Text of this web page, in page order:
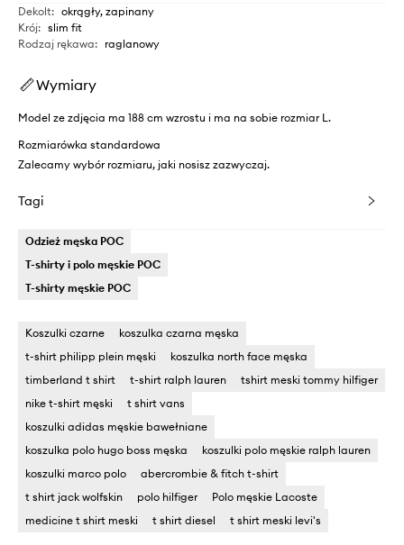
Dekolt: okrągły, zapinany
Krój: slim fit
Rodzaj rękawa: raglanowy
Wymiary
Model ze zdjęcia ma 188 cm wzrostu i ma na sobie rozmiar L.
Rozmiarówka standardowa
Zalecamy wybór rozmiaru, jaki nosisz zazwyczaj.
Tagi
Odzież męska POC
T-shirty i polo męskie POC
T-shirty męskie POC
Koszulki czarne
koszulka czarna męska
t-shirt philipp plein męski
koszulka north face męska
timberland t shirt
t-shirt ralph lauren
tshirt meski tommy hilfiger
nike t-shirt męski
t shirt vans
koszulki adidas męskie bawełniane
koszulka polo hugo boss męska
koszulki polo męskie ralph lauren
koszulki marco polo
abercrombie & fitch t-shirt
t shirt jack wolfskin
polo hilfiger
Polo męskie Lacoste
medicine t shirt meski
t shirt diesel t shirt meski levi's